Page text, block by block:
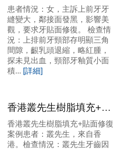
貼面美學修復案例
患者情況：女，主訴上前牙牙
縫變大，鄰接面發黑，影響美
觀，要求牙貼面修復。 檢查情
況：上排前牙頸部存明顯三角
間隙，齦乳頭退縮，略紅腫，
探未見出血，頸部牙釉質小面
積... [詳細]
香港叢先生樹脂填充+貼
面修復案例
香港叢先生樹脂填充+貼面修復
案例患者：叢先生，來自香
港。檢查情況：叢先生牙齒因